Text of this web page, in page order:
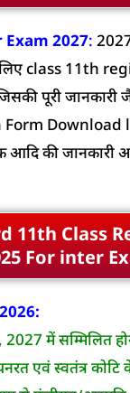
2027:
के लिए class 11th
पूरी जानकारी
की जानकारी
11th Class
For inter
2027 में सम्मिलित
एवं स्वतंत्र कोटि